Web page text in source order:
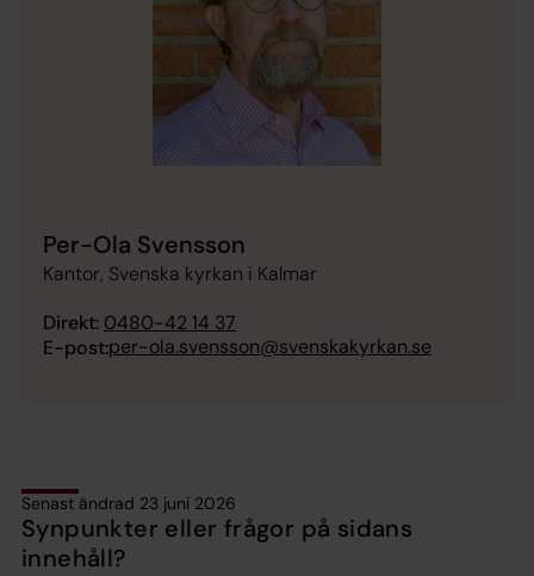
Per-Ola Svensson
Kantor, Svenska kyrkan i Kalmar
Direkt: 0480-42 14 37
E-post:per-ola.svensson@svenskakyrkan.se
Senast ändrad 23 juni 2026
Synpunkter eller frågor på sidans
innehåll?